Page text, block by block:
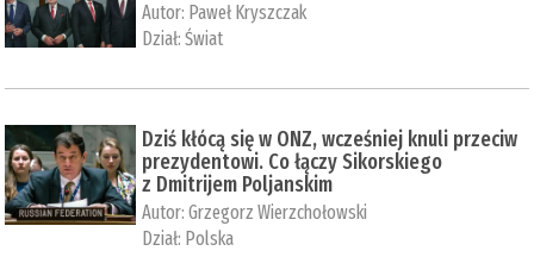
Autor: Paweł Kryszczak
Dział:Świat
Dziś kłócą się w ONZ, wcześniej knuli przeciw
prezydentowi. Co łączy Sikorskiego
z Dmitrijem Poljanskim
Autor:Grzegorz Wierzchołowski
Dział: Polska